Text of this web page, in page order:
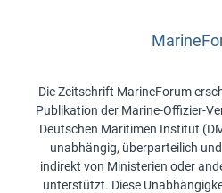
Die Zeitschrift MarineForum
Publikation der Marine-Offizier-
Deutschen Maritimen Institut
unabhängig, überparteilich
indirekt von Ministerien oder
unterstützt. Diese